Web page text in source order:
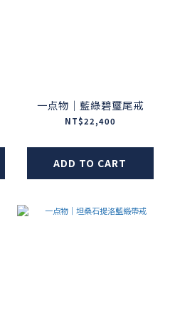
一点物｜藍綠碧璽尾戒
NT$22,400
ADD TO CART